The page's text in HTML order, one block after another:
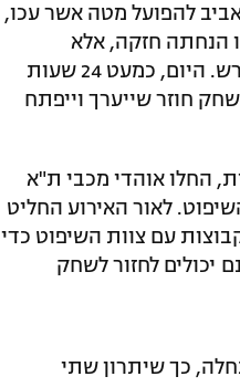
להפועל מטה אשר עכו,
הנחתה חזקה, אלא
ההחלטה לפוצץ את המשחק לאחר שהקהל הצהוב השליך קונפטי למגרש. היום, כמעט 24 שעות
חוזר שייערך וייפתח
ובפיגור 8:2 במערכה השלישית, החלו אוהדי מכבי ת"א
לאור האירוע החליט
עם צוות השיפוט כדי
לחזור לשחק
כך שיתרון שתי